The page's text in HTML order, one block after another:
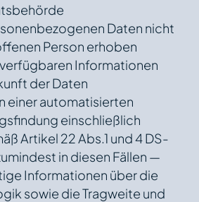
Daten nicht
Person erhoben
Informationen
der Daten
einer automatisierten
einschließlich
Artikel 22 Abs.1 und 4 DS-
in diesen Fällen —
Informationen über die
sowie die Tragweite und